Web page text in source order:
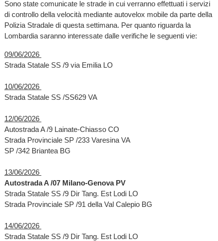
Sono state comunicate le strade in cui verranno effettuati i servizi
di controllo della velocità mediante autovelox mobile da parte della
Polizia Stradale di questa settimana. Per quanto riguarda la
Lombardia saranno interessate dalle verifiche le seguenti vie:
09/06/2026
Strada Statale SS /9 via Emilia LO
10/06/2026
Strada Statale SS /SS629 VA
12/06/2026
Autostrada A /9 Lainate-Chiasso CO
Strada Provinciale SP /233 Varesina VA
SP /342 Briantea BG
13/06/2026
Autostrada A /07 Milano-Genova PV
Strada Statale SS /9 Dir Tang. Est Lodi LO
Strada Provinciale SP /91 della Val Calepio BG
14/06/2026
Strada Statale SS /9 Dir Tang. Est Lodi LO